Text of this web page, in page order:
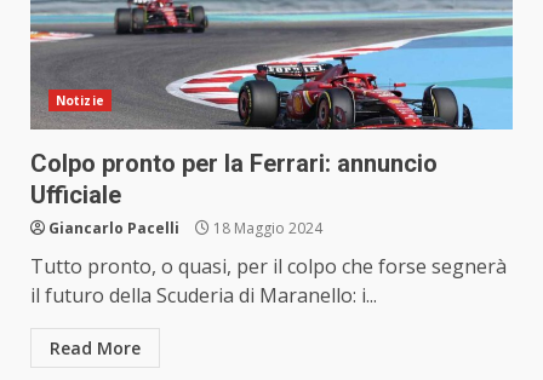
Notizie
Colpo pronto per la Ferrari: annuncio
Ufficiale
Giancarlo Pacelli 18 Maggio 2024
Tutto pronto, o quasi, per il colpo che forse segnerà
il futuro della Scuderia di Maranello: i...
Read More